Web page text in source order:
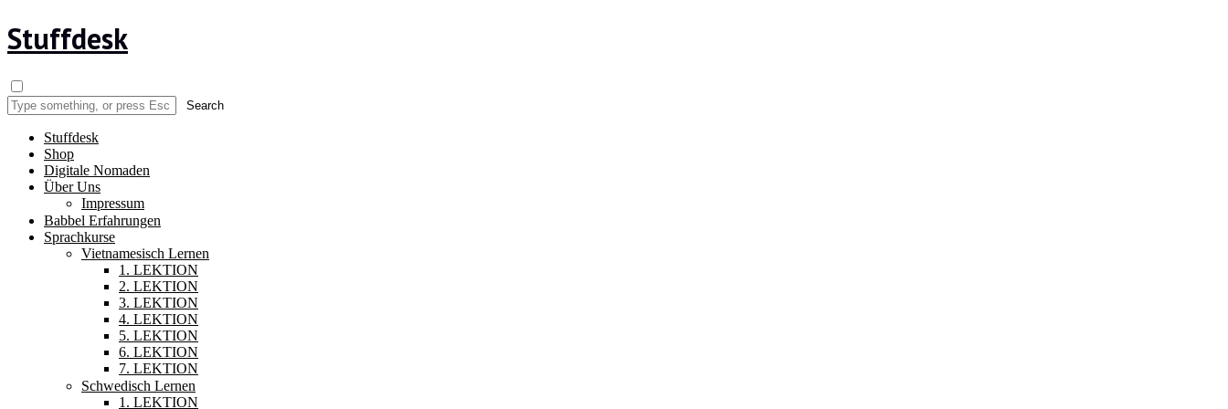
Stuffdesk
Stuffdesk
Shop
Digitale Nomaden
Über Uns
Impressum
Babbel Erfahrungen
Sprachkurse
Vietnamesisch Lernen
1. LEKTION
2. LEKTION
3. LEKTION
4. LEKTION
5. LEKTION
6. LEKTION
7. LEKTION
Schwedisch Lernen
1. LEKTION